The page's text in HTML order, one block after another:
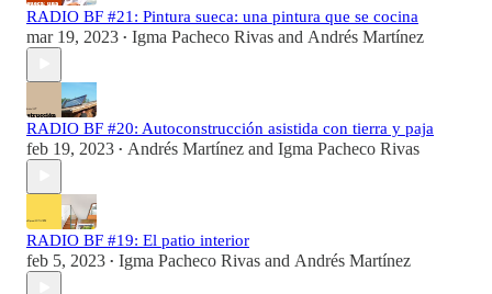
RADIO BF #21: Pintura sueca: una pintura que se cocina
mar 19, 2023 • Igma Pacheco Rivas and Andrés Martínez
RADIO BF #20: Autoconstrucción asistida con tierra y paja
feb 19, 2023 • Andrés Martínez and Igma Pacheco Rivas
RADIO BF #19: El patio interior
feb 5, 2023 • Igma Pacheco Rivas and Andrés Martínez